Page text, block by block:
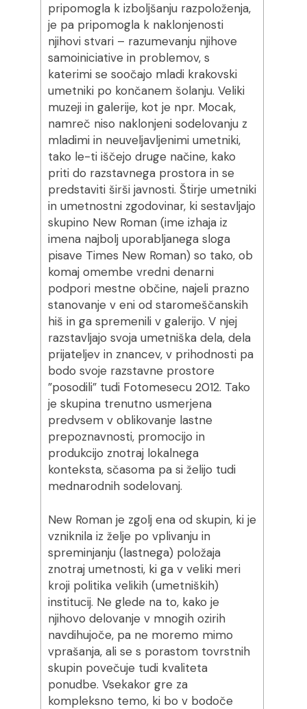
pripomogla k izboljšanju razpoloženja,
je pa pripomogla k naklonjenosti
njihovi stvari – razumevanju njihove
samoiniciative in problemov, s
katerimi se soočajo mladi krakovski
umetniki po končanem šolanju. Veliki
muzeji in galerije, kot je npr. Mocak,
namreč niso naklonjeni sodelovanju z
mladimi in neuveljavljenimi umetniki,
tako le-ti iščejo druge načine, kako
priti do razstavnega prostora in se
predstaviti širši javnosti. Štirje umetniki
in umetnostni zgodovinar, ki sestavljajo
skupino New Roman (ime izhaja iz
imena najbolj uporabljanega sloga
pisave Times New Roman) so tako, ob
komaj omembe vredni denarni
podpori mestne občine, najeli prazno
stanovanje v eni od staromeščanskih
hiš in ga spremenili v galerijo. V njej
razstavljajo svoja umetniška dela, dela
prijateljev in znancev, v prihodnosti pa
bodo svoje razstavne prostore
”posodili” tudi Fotomesecu 2012. Tako
je skupina trenutno usmerjena
predvsem v oblikovanje lastne
prepoznavnosti, promocijo in
produkcijo znotraj lokalnega
konteksta, sčasoma pa si želijo tudi
mednarodnih sodelovanj.
New Roman je zgolj ena od skupin, ki je
vzniknila iz želje po vplivanju in
spreminjanju (lastnega) položaja
znotraj umetnosti, ki ga v veliki meri
kroji politika velikih (umetniških)
institucij. Ne glede na to, kako je
njihovo delovanje v mnogih ozirih
navdihujoče, pa ne moremo mimo
vprašanja, ali se s porastom tovrstnih
skupin povečuje tudi kvaliteta
ponudbe. Vsekakor gre za
kompleksno temo, ki bo v bodoče